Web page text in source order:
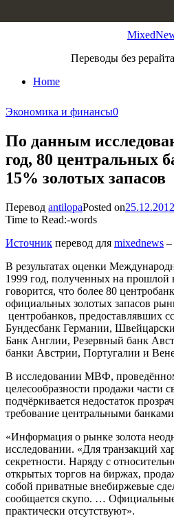
Переводы без
Home
Экономика и финансы0
По данным
год, 80 центральных
15% золотых запасов
Перевод antilopaPosted on25.12.2012
Time to Read:-words
Источник перевод для mixednews –
В результатах оценки
1999 год, полученных на прошлой
говорится, что более 80
официальных золотых запасов
центробанков, предоставлявших
Бундесбанк Германии,
Банк Англии, Резервный банк
банки Австрии, Португалии и
В исследовании МВФ,
целесообразности продажи части
подчёркивается недостаток
требование центральными
«Информация о рынке золота
исследовании. «Для транзакций
секретности. Наряду с
открытых торгов на биржах,
собой приватные внебиржевые
сообщается скупо. …
практически отсутствуют».